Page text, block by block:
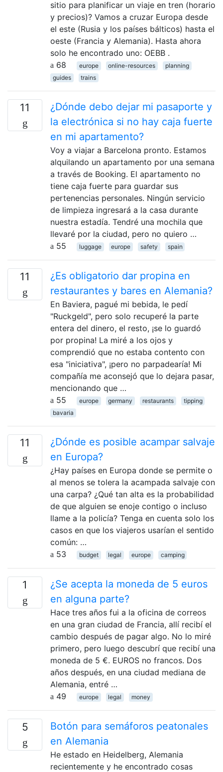
sitio para planificar un viaje en tren (horario
y precios)? Vamos a cruzar Europa desde
el este (Rusia y los países bálticos) hasta el
oeste (Francia y Alemania). Hasta ahora
solo he encontrado uno: OEBB .
68
europe online-resources
planning
guides
trains
11
¿Dónde debo dejar mi pasaporte y
la electrónica si no hay caja fuerte
en mi apartamento?
Voy a viajar a Barcelona pronto. Estamos
alquilando un apartamento por una semana
a través de Booking. El apartamento no
tiene caja fuerte para guardar sus
pertenencias personales. Ningún servicio
de limpieza ingresará a la casa durante
nuestra estadía. Tendré una mochila que
llevaré por la ciudad, pero no quiero …
55
luggage europe safety spain
11
¿Es obligatorio dar propina en
restaurantes y bares en Alemania?
En Baviera, pagué mi bebida, le pedí
"Ruckgeld", pero solo recuperé la parte
entera del dinero, el resto, ¡se lo guardó
por propina! La miré a los ojos y
comprendió que no estaba contento con
esa "iniciativa", ¡pero no parpadearía! Mi
compañía me aconsejó que lo dejara pasar,
mencionando que …
55
europe germany restaurants
tipping
bavaria
11
¿Dónde es posible acampar salvaje
en Europa?
¿Hay países en Europa donde se permite o
al menos se tolera la acampada salvaje con
una carpa? ¿Qué tan alta es la probabilidad
de que alguien se enoje contigo o incluso
llame a la policía? Tenga en cuenta solo los
casos en que los viajeros usarían el sentido
común: …
53
budget legal europe camping
1
¿Se acepta la moneda de 5 euros
en alguna parte?
Hace tres años fui a la oficina de correos
en una gran ciudad de Francia, allí recibí el
cambio después de pagar algo. No lo miré
primero, pero luego descubrí que recibí una
moneda de 5 €. EUROS no francos. Dos
años después, en una ciudad mediana de
Alemania, entré …
49
europe legal money
5
Botón para semáforos peatonales
en Alemania
He estado en Heidelberg, Alemania
recientemente y he encontrado cosas